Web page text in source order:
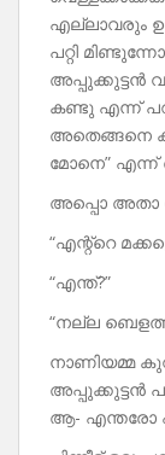
എല്ലാവരും
പറ്റി
അപ്പുക്കുട്ടൻ
കണ്ടു എന്ന്
അതെങ്ങനെ
മോനെ”
അപ്പൊ അതാ
“എന്റ്റെ
“എന്ത്?”
“നല്ല
നാണിയമ്മ
അപ്പുക്കുട്ടൻ
ആ- എന്തരോ